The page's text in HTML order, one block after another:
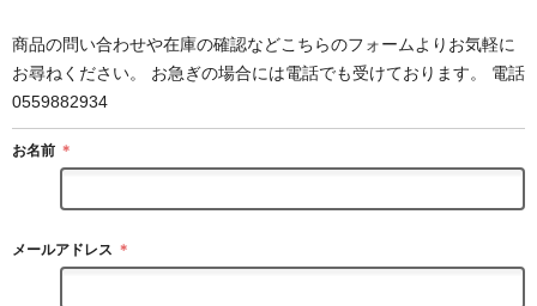
商品の問い合わせや在庫の確認などこちらのフォームよりお気軽に
お尋ねください。 お急ぎの場合には電話でも受けております。 電話
0559882934
お名前 ＊
メールアドレス ＊